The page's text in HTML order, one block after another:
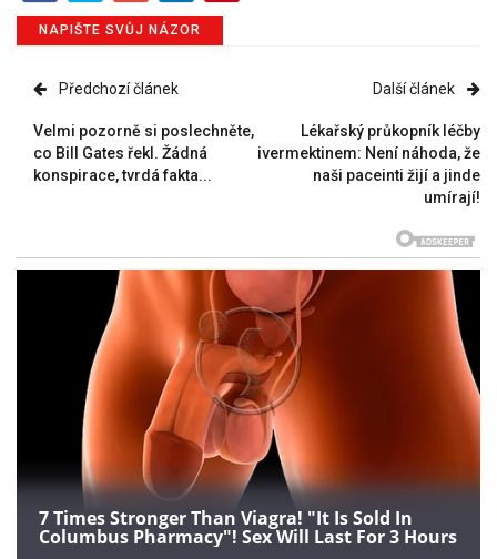
NAPIŠTE SVŮJ NÁZOR
Předchozí článek
Velmi pozorně si poslechněte,
co Bill Gates řekl. Žádná
konspirace, tvrdá fakta...
Další článek
Lékařský průkopník léčby
ivermektinem: Není náhoda, že
naši paceinti žijí a jinde
umírají!